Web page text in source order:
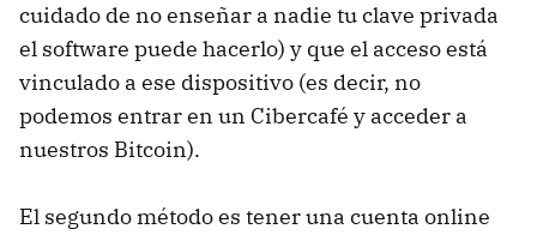
cuidado de no enseñar a nadie tu clave privada
el software puede hacerlo) y que el acceso está
vinculado a ese dispositivo (es decir, no
podemos entrar en un Cibercafé y acceder a
nuestros Bitcoin).
El segundo método es tener una cuenta online